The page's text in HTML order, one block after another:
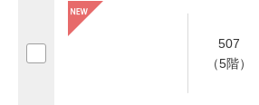
507
（5階）